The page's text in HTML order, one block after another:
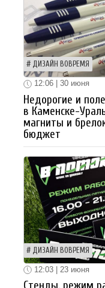
ДИЗАЙН ВОВРЕМЯ
12:06 | 30 июня
Недорогие и
в Каменске-
магниты и
бюджет
ДИЗАЙН ВОВРЕМЯ
12:03 | 23 июня